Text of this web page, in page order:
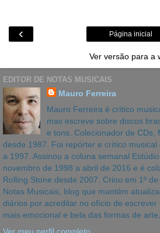
‹ Página inicial
Ver versão para a
EDITOR DE NOTAS MUSICAIS
Mauro Ferreira
Mauro Ferreira é crítico
mas escreve sobre discos
e tons. Colecionador de CDs,
desde 1987. Foi repórter e crítico
a 1997. Assinou a coluna semanal
novembro de 1998 a abril de 2016 e é
Rolling Stone desde 2007. Criou em 1º
Notas Musicais, blog que mantém
diários por acreditar no ofício de
mais emocional e bela das formas de
Ver meu perfil completo